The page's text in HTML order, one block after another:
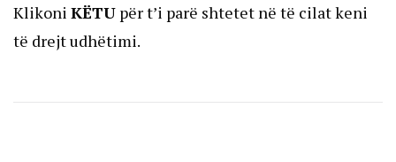
Klikoni KËTU për t’i parë shtetet në të cilat keni
të drejt udhëtimi.